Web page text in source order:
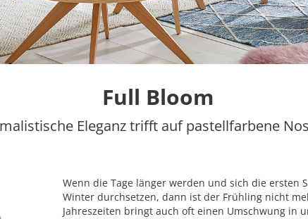
Full Bloom
Eleganz trifft auf pastellfarbene
Wenn die Tage länger werden und sich die ersten
Winter durchsetzen, dann ist der Frühling nicht
Jahreszeiten bringt auch oft einen Umschwung in